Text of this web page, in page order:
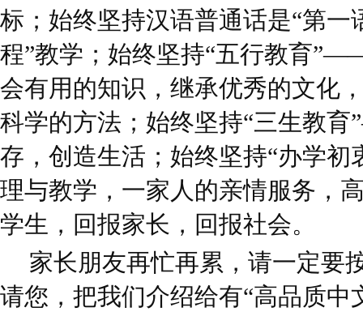
标；始终坚持汉语普通话是“第一
程”教学；始终坚持“五行教育
会有用的知识，继承优秀的文化
科学的方法；始终坚持“三生教
存，创造生活；始终坚持“办学
理与教学，一家人的亲情服务，
学生，回报家长，回报社会。
家长朋友再忙再累，请一定要
请您，把我们介绍给有“高品质中